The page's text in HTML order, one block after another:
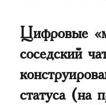
Цифровые
соседский
статуса (на